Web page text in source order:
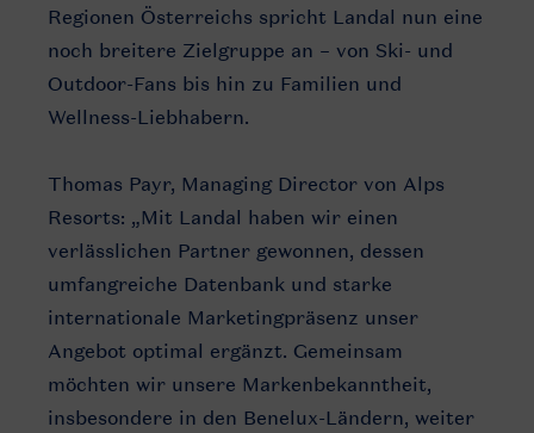
Regionen Österreichs spricht Landal nun eine
noch breitere Zielgruppe an – von Ski- und
Outdoor-Fans bis hin zu Familien und
Wellness-Liebhabern.
Thomas Payr, Managing Director von Alps
Resorts: „Mit Landal haben wir einen
verlässlichen Partner gewonnen, dessen
umfangreiche Datenbank und starke
internationale Marketingpräsenz unser
Angebot optimal ergänzt. Gemeinsam
möchten wir unsere Markenbekanntheit,
insbesondere in den Benelux-Ländern, weiter